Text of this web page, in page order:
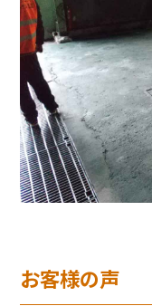
お客様の声